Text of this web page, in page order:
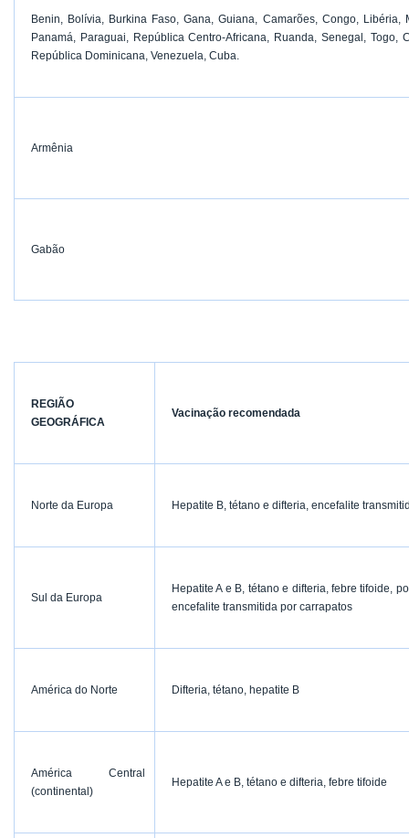
Benin, Bolívia, Burkina Faso, Gana, Guiana, Camarões, Congo, Libéria,
Panamá, Paraguai, República Centro-Africana, Ruanda, Senegal, Togo,
República Dominicana, Venezuela, Cuba.
Armênia
Gabão
REGIÃO
GEOGRÁFICA
Vacinação recomendada
Norte da Europa Hepatite B, tétano e difteria, encefalite
Sul da Europa
Hepatite A e B, tétano e difteria, febre tifoide,
encefalite transmitida por carrapatos
América do Norte Difteria, tétano, hepatite B
América Central
(continental)
Hepatite A e B, tétano e difteria, febre tifoide